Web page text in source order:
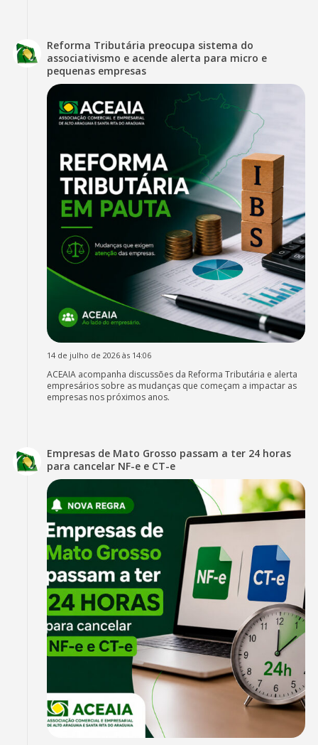
Reforma Tributária preocupa sistema do
associativismo e acende alerta para micro e
pequenas empresas
14 de julho de 2026 às 14:06
ACEAIA acompanha discussões da Reforma Tributária e alerta
empresários sobre as mudanças que começam a impactar as
empresas nos próximos anos.
Empresas de Mato Grosso passam a ter 24 horas
para cancelar NF-e e CT-e